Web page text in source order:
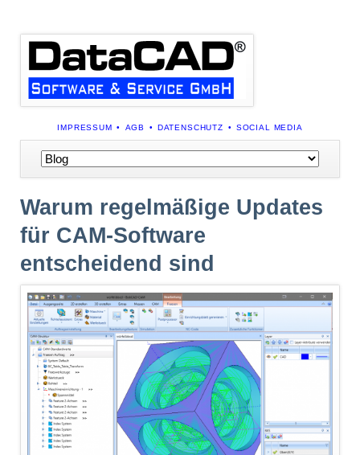
NAVIGATION
ÜBERSPRINGEN
IMPRESSUM AGB DATENSCHUTZ SOCIAL MEDIA
Navigation
überspringen
Warum regelmäßige Updates
für CAM-Software
entscheidend sind